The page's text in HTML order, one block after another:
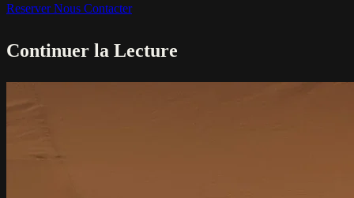
ReserverNous Contacter
Continuer la Lecture